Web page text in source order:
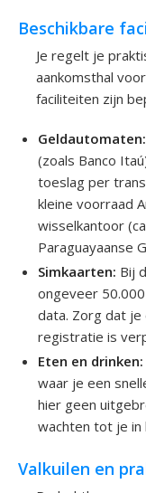
Beschikbare
Je regelt je
aankomsthal
faciliteiten zijn
Geldautomaten:
(zoals Banco
toeslag per
kleine voorraad
wisselkantoor
Paraguayaanse
Simkaarten: Bij
ongeveer
data. Zorg dat
registratie is
Eten en drinken:
waar je een
hier geen
wachten tot je in
Valkuilen en